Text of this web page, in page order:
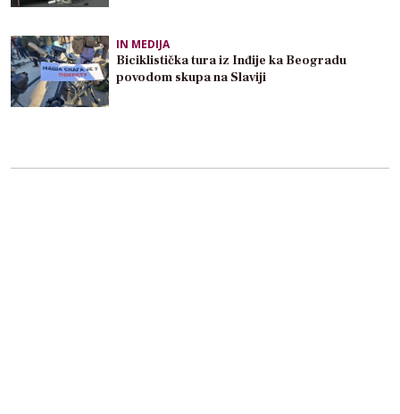
IN MEDIJA
Biciklistička tura iz Inđije ka Beogradu
povodom skupa na Slaviji